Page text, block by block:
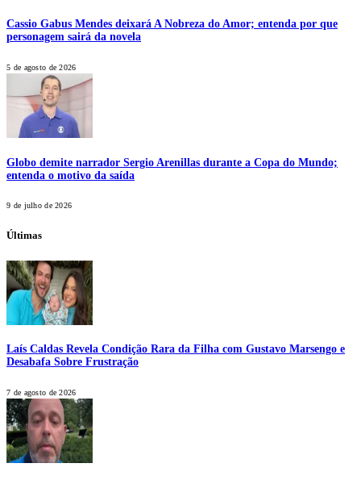
Cassio Gabus Mendes deixará A Nobreza do Amor; entenda por que
personagem sairá da novela
5 de agosto de 2026
Globo demite narrador Sergio Arenillas durante a Copa do Mundo;
entenda o motivo da saída
9 de julho de 2026
Últimas
Laís Caldas Revela Condição Rara da Filha com Gustavo Marsengo e
Desabafa Sobre Frustração
7 de agosto de 2026